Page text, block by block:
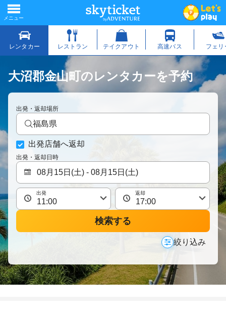
大沼郡金山町のレンタカーを予約
出発・返却場所
福島県
出発店舗へ返却
出発・返却日時
出発 返却
検索する
絞り込み